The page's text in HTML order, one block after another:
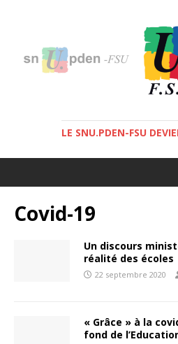
LE SNU.PDEN-FSU
Covid-19
Un discours
réalité des écoles
22 septembre 2020
« Grâce » à la
fond de